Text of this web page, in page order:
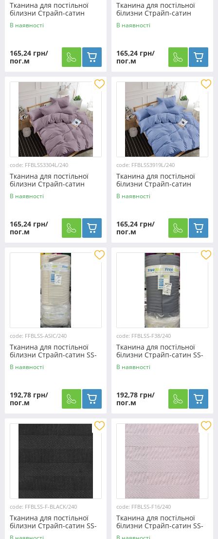
Тканина для постільної
білизни Страйп-сатин
SS0507L/240 (60м)
В наявності
165,24 грн/
пог.м
Тканина для постільної
білизни Страйп-сатин
SS1310M/240 (60м)
В наявності
165,24 грн/
пог.м
code: FFBLSS3304L/240
Тканина для постільної
білизни Страйп-сатин
SS3304L/240 (60м)
В наявності
165,24 грн/
пог.м
code: FFBLSS3919L/240
Тканина для постільної
білизни Страйп-сатин
SS3919L/240 (60м)
В наявності
165,24 грн/
пог.м
code: FFBLSS-ASIC/240
Тканина для постільної
білизни Страйп-сатин SS-
ASIC/240 (30м)
В наявності
192,78 грн/
пог.м
code: FFBLSS-F38/240
Тканина для постільної
білизни Страйп-сатин SS-
F38/240 (30м)
В наявності
192,78 грн/
пог.м
code: FFBLSS-F-BLACK/240
Тканина для постільної
білизни Страйп-сатин SS-
F-BLACK/240 (30м)
code: FFBLSS-F16/240
Тканина для постільної
білизни Страйп-сатин SS-
F16/240 (30м)